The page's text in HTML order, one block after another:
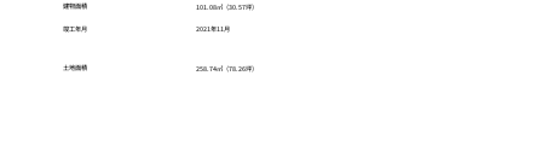
建物面積 101.08㎡（30.57坪）
竣工年月 2021年11月
土地面積 258.74㎡（78.26坪）